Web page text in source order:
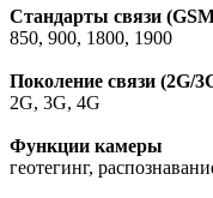
Стандарты связи
850, 900, 1800, 1900
Поколение связи (2G/
2G, 3G, 4G
Функции камеры
геотегинг,